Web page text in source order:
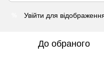
Увійти для
До обраного